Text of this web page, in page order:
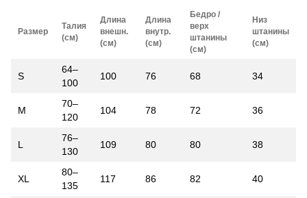
Размер
Талия
(см)
Длина
внешн.
(см)
Длина
внутр.
(см)
Бедро /
верх
штанины
(см)
Низ
штанины
(см)
S
64–
100
100 76 68 34
M
70–
120
104 78 72 36
L
76–
130
109 80 80 38
XL
80–
135
117 86 82 40